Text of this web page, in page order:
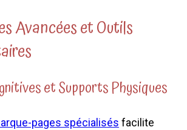
Avancées et Outils
et Supports Physiques
pages spécialisés facilite